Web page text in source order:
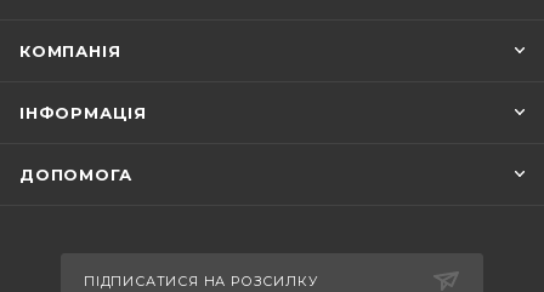
КОМПАНІЯ
ІНФОРМАЦІЯ
ДОПОМОГА
ПІДПИСАТИСЯ НА РОЗСИЛКУ